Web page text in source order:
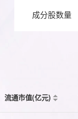
成分股数量
流通市值(亿元)